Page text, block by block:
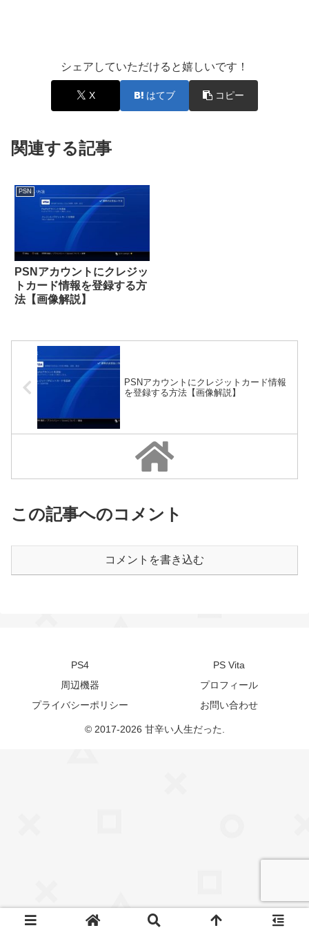
シェアしていただけると嬉しいです！
X はてブ コピー
関連する記事
PSN
PSNアカウントにクレジッ
トカード情報を登録する方
法【画像解説】
PSNアカウントにクレジットカード情報
を登録する方法【画像解説】
この記事へのコメント
コメントを書き込む
PS4
PS Vita
周辺機器
プロフィール
プライバシーポリシー
お問い合わせ
© 2017-2026 甘辛い人生だった.